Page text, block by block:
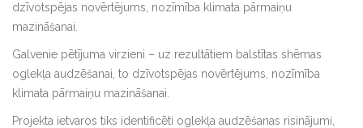
dzīvotspējas novērtējums, nozīmība klimata pārmaiņu
mazināšanai.
Galvenie pētījuma virzieni – uz rezultātiem balstītas shēmas
oglekļa audzēšanai, to dzīvotspējas novērtējums, nozīmība
klimata pārmaiņu mazināšanai.
Projekta ietvaros tiks identificēti oglekļa audzēšanas risinājumi,